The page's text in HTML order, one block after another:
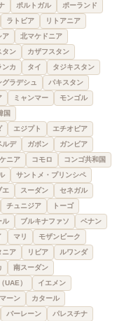
ポルトガル
ポーランド
ラトビア
リトアニア
ア 北マケドニア
タン
カザフスタン
ンカ タイ
タジキスタン
グラデシュ
パキスタン
ミャンマー
モンゴル
国
エジプト
エチオピア
ルデ ガボン
ガンビア
ケニア コモロ
コンゴ共和国
サントメ・プリンシペ
エ スーダン
セネガル
チュニジア
トーゴ
ル ブルキナファソ
ベナン
マリ
モザンビーク
ニア リビア
ルワンダ
南スーダン
UAE）
イエメン
ーン
カタール
バーレーン
パレスチナ